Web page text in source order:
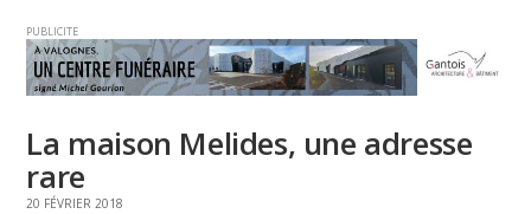
PUBLICITE
La maison Melides, une adresse
rare
20 FÉVRIER 2018